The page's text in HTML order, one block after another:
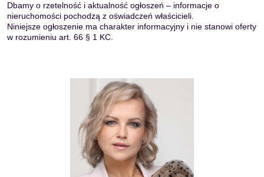
Dbamy o rzetelność i aktualność ogłoszeń – informacje o
nieruchomości pochodzą z oświadczeń właścicieli.
Niniejsze ogłoszenie ma charakter informacyjny i nie stanowi oferty
w rozumieniu art. 66 § 1 KC.